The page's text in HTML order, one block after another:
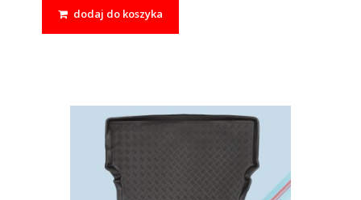
dodaj do koszyka